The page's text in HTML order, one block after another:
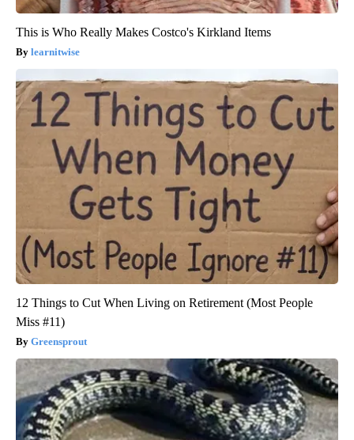
This is Who Really Makes Costco's Kirkland Items
learnitwise
12 Things to Cut When Living on Retirement (Most People
Miss #11)
Greensprout